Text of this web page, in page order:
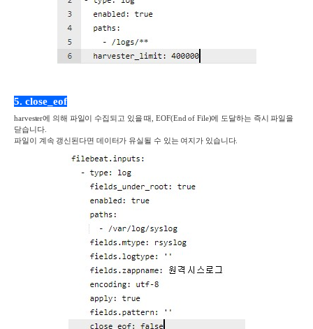
5. close_eof
harvester에 의해 파일이 수집되고 있을 때 , EOF(End of File)에 도달하는 즉시 파일을
닫습니다.
파일이 계속 갱신된다면 데이터가 유실될 수 있는 여지가 있습니다.